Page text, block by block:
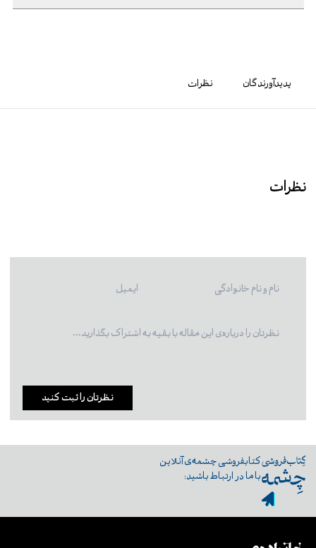
پدیدآورندگان نظرات
نظرات
نظرتان را ثبت کنید
کتابفروشی چشمه‌ی آنلاین
با ما در ارتباط باشید: